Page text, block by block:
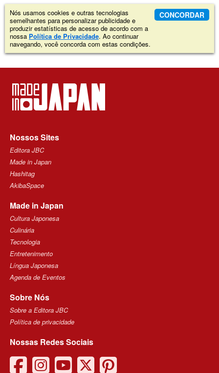
Nós usamos cookies e outras tecnologias
semelhantes para personalizar publicidade e
produzir estatísticas de acesso de acordo com a
nossa Política de Privacidade. Ao continuar
navegando, você concorda com estas condições.
CONCORDAR
Nossos Sites
Editora JBC
Made in Japan
Hashitag
AkibaSpace
Made in Japan
Cultura Japonesa
Culinária
Tecnologia
Entretenimento
Língua Japonesa
Agenda de Eventos
Sobre Nós
Sobre a Editora JBC
Política de privacidade
Nossas Redes Sociais
facebook
instagram
youtube
twitterpinterest